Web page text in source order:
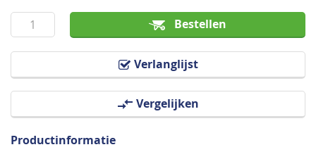
Bestellen
Verlanglijst
Vergelijken
het
begin
van
Productinformatie